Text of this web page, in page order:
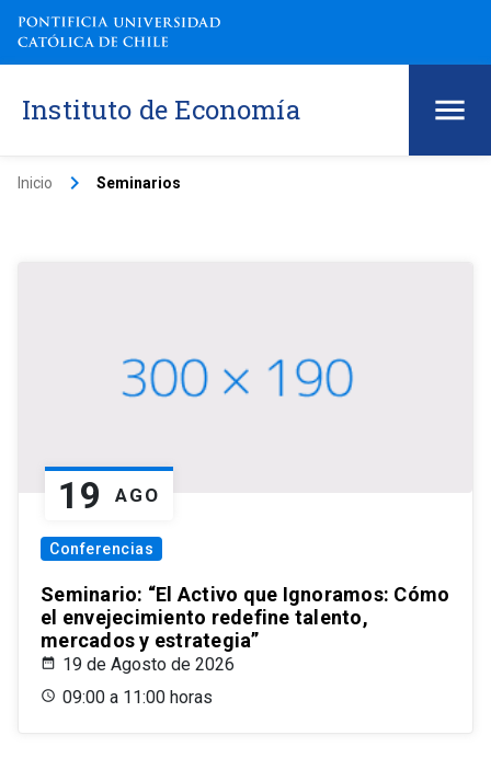
Instituto de Economía
Inicio keyboard_arrow_right Seminarios
19 AGO
Conferencias
Seminario: “El Activo que Ignoramos: Cómo
el envejecimiento redefine talento,
mercados y estrategia”
19 de Agosto de 2026
09:00 a 11:00 horas